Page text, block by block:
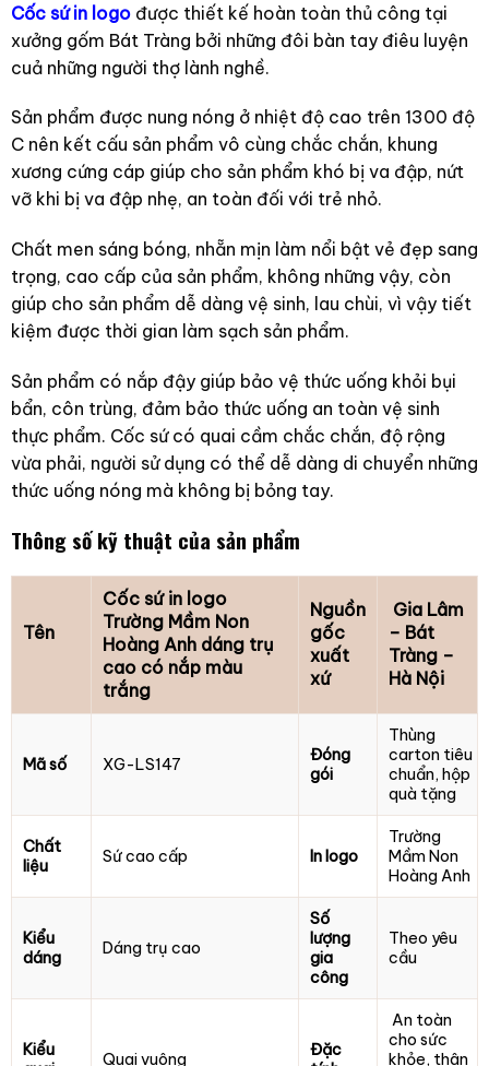
Cốc sứ in logo được thiết kế hoàn toàn thủ công tại
xưởng gốm Bát Tràng bởi những đôi bàn tay điêu luyện
cuả những người thợ lành nghề.
Sản phẩm được nung nóng ở nhiệt độ cao trên 1300 độ
C nên kết cấu sản phẩm vô cùng chắc chắn, khung
xương cứng cáp giúp cho sản phẩm khó bị va đập, nứt
vỡ khi bị va đập nhẹ, an toàn đối với trẻ nhỏ.
Chất men sáng bóng, nhẵn mịn làm nổi bật vẻ đẹp sang
trọng, cao cấp của sản phẩm, không những vậy, còn
giúp cho sản phẩm dễ dàng vệ sinh, lau chùi, vì vậy tiết
kiệm được thời gian làm sạch sản phẩm.
Sản phẩm có nắp đậy giúp bảo vệ thức uống khỏi bụi
bẩn, côn trùng, đảm bảo thức uống an toàn vệ sinh
thực phẩm. Cốc sứ có quai cầm chắc chắn, độ rộng
vừa phải, người sử dụng có thể dễ dàng di chuyển những
thức uống nóng mà không bị bỏng tay.
Thông số kỹ thuật của sản phẩm
Tên
Cốc sứ in logo
Trường Mầm Non
Hoàng Anh dáng trụ
cao có nắp màu
trắng
Nguồn
gốc
xuất
xứ
Gia Lâm
– Bát
Tràng –
Hà Nội
Mã số XG-LS147
Đóng
gói
Thùng
carton tiêu
chuẩn, hộp
quà tặng
Chất
liệu
Sứ cao cấp In logo
Trường
Mầm Non
Hoàng Anh
Kiểu
dáng
Dáng trụ cao
Số
lượng
gia
công
Theo yêu
cầu
Kiểu
Quai vuông
Đặc
An toàn
cho sức
khỏe, thân